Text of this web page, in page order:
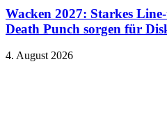
Wacken 2027: Starkes
Death Punch sorgen für
4. August 2026